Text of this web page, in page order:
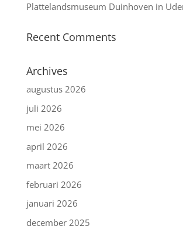
Plattelandsmuseum Duinhoven in
Recent Comments
Archives
augustus 2026
juli 2026
mei 2026
april 2026
maart 2026
februari 2026
januari 2026
december 2025